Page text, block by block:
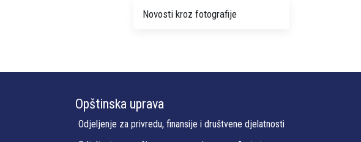
Novosti kroz fotografije
Opštinska uprava
Odjeljenje za privredu, finansije i društvene djelatnosti